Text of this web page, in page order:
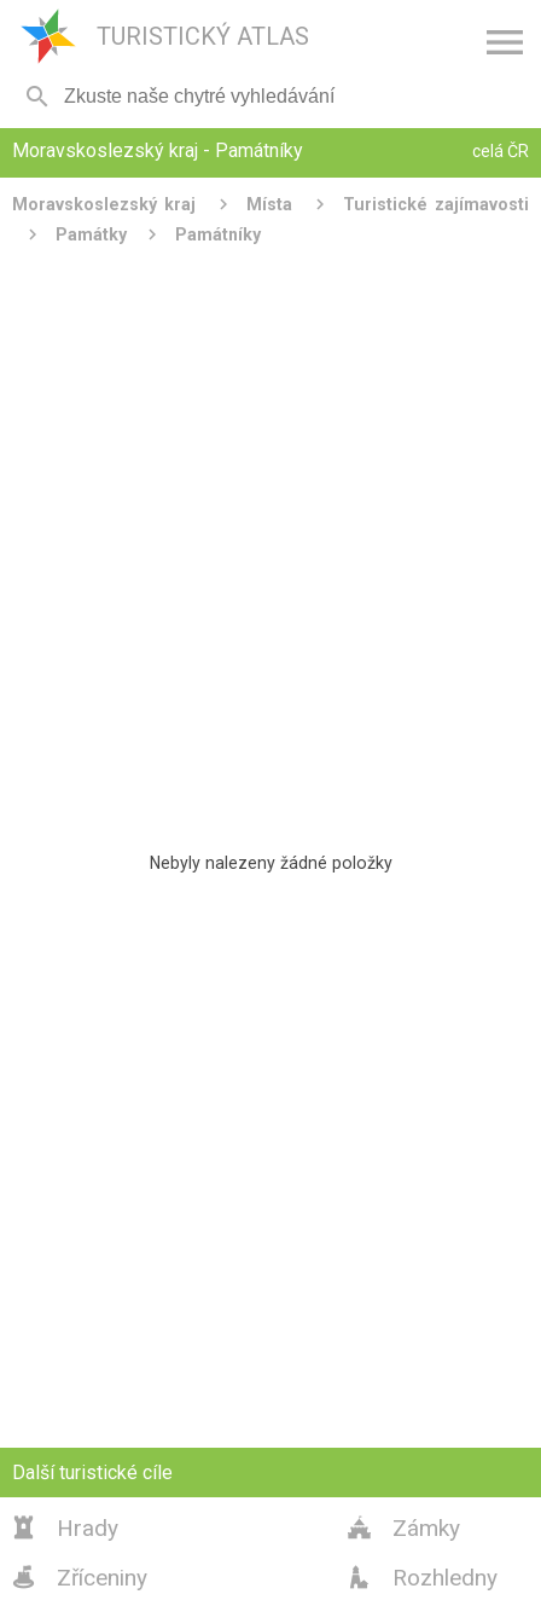
TURISTICKÝ ATLAS 

Moravskoslezský kraj - Památníky celá ČR
Moravskoslezský kraj Místa
Turistické zajímavosti
Památky
Památníky
Nebyly nalezeny žádné položky
Další turistické cíle
 Hrady  Zámky
 Zříceniny  Rozhledny